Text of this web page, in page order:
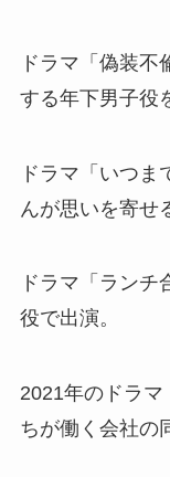
ドラマ「偽装不
する年下男子役
ドラマ「いつま
んが思いを寄せ
ドラマ「ラン
役で出演。
2021年のドラ
ちが働く会社の